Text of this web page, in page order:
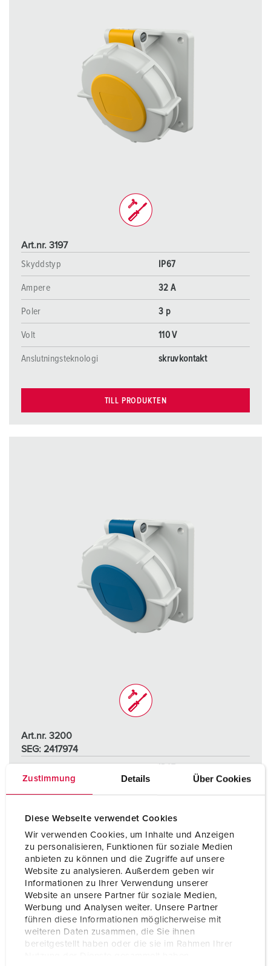
Zustimmung Details Über Cookies
Diese Webseite verwendet Cookies
Wir verwenden Cookies, um Inhalte und Anzeigen
zu personalisieren, Funktionen für soziale Medien
anbieten zu können und die Zugriffe auf unsere
Website zu analysieren. Außerdem geben wir
Informationen zu Ihrer Verwendung unserer
Website an unsere Partner für soziale Medien,
Werbung und Analysen weiter. Unsere Partner
führen diese Informationen möglicherweise mit
weiteren Daten zusammen, die Sie ihnen
bereitgestellt haben oder die sie im Rahmen Ihrer
Art.nr. 3197
Skyddstyp
IP67
Ampere 32 A
Poler 3 p
Volt 110 V
Anslutningsteknologi skruvkontakt
TILL PRODUKTEN
Art.nr. 3200
SEG: 2417974
Poler 3 p
Volt 230 V
Anslutningsteknologi skruvkontakt
TILL PRODUKTEN